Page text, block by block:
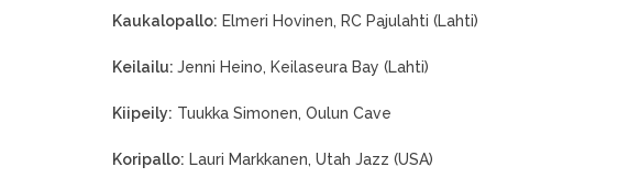
Kaukalopallo: Elmeri Hovinen, RC Pajulahti (Lahti)
Keilailu: Jenni Heino, Keilaseura Bay (Lahti)
Kiipeily: Tuukka Simonen, Oulun Cave
Koripallo: Lauri Markkanen, Utah Jazz (USA)